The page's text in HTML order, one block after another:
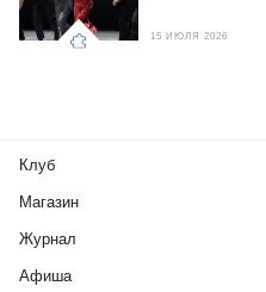
15 ИЮЛЯ 2026
Клуб
Магазин
Журнал
Афиша